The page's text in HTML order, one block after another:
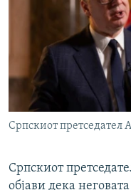
Српскиот претседател
Српскиот
објави дека